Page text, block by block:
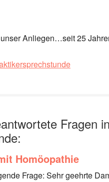
Anliegen…seit 25
Fragen
Homöopathie
Frage: Sehr geehrte